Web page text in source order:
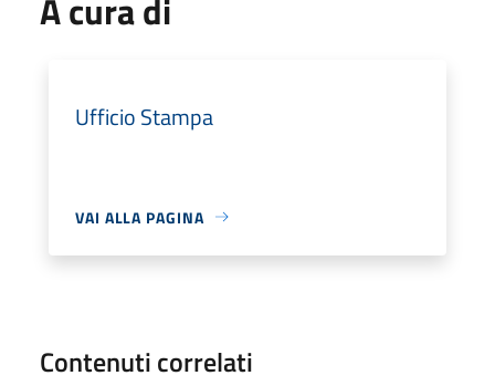
A cura di
Ufficio Stampa
VAI ALLA PAGINA
Contenuti correlati